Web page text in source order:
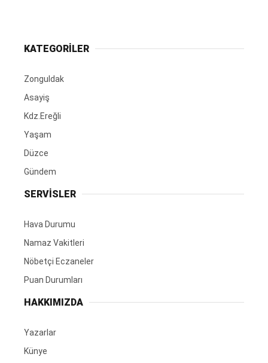
KATEGORİLER
Zonguldak
Asayiş
Kdz.Ereğli
Yaşam
Düzce
Gündem
SERVİSLER
Hava Durumu
Namaz Vakitleri
Nöbetçi Eczaneler
Puan Durumları
HAKKIMIZDA
Yazarlar
Künye